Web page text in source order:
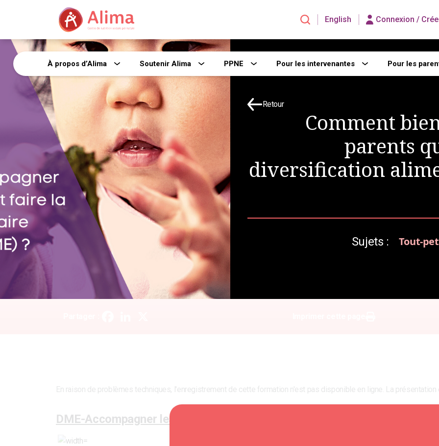
English Connexion /
À propos d’Alima Soutenir Alima PPNE Pour les intervenantes Pour les
Retour
Comment
parents
diversification
Sujets : Tout-
En raison de problèmes techniques, l'enregistrement de cette formation n'est pas disponible en ligne. La
DME-Accompagner les parents